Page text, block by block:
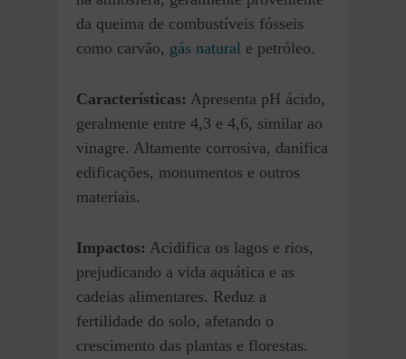
da queima de combustíveis fósseis
como carvão, gás natural e petróleo.
Características: Apresenta pH ácido,
geralmente entre 4,3 e 4,6, similar ao
vinagre. Altamente corrosiva, danifica
edificações, monumentos e outros
materiais.
Impactos: Acidifica os lagos e rios,
prejudicando a vida aquática e as
cadeias alimentares. Reduz a
fertilidade do solo, afetando o
crescimento das plantas e florestas.